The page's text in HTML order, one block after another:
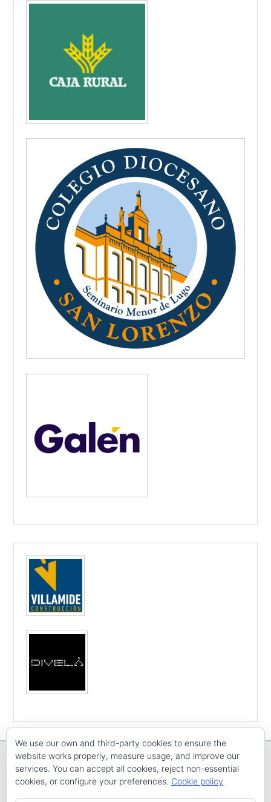
Copyright © ECV ARENAL EMEVETodos os dereitos reservados
We use our own and third-party cookies to ensure the
website works properly, measure usage, and improve our
services. You can accept all cookies, reject non-essential
cookies, or configure your preferences. Cookie policy